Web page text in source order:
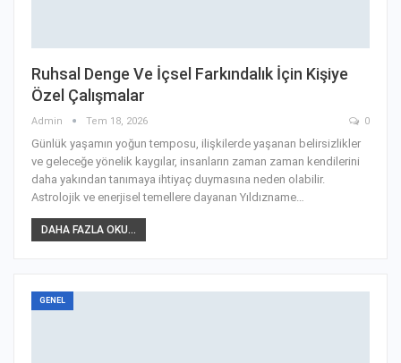
Ruhsal Denge Ve İçsel Farkındalık İçin Kişiye
Özel Çalışmalar
Admin Tem 18, 2026 0
Günlük yaşamın yoğun temposu, ilişkilerde yaşanan belirsizlikler
ve geleceğe yönelik kaygılar, insanların zaman zaman kendilerini
daha yakından tanımaya ihtiyaç duymasına neden olabilir.
Astrolojik ve enerjisel temellere dayanan Yıldızname
DAHA FAZLA OKU...
GENEL